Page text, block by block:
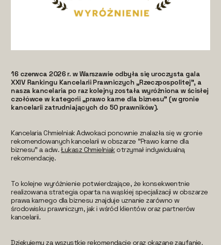
16 czerwca 2026 r. w Warszawie odbyła się uroczysta gala
XXIV Rankingu Kancelarii Prawniczych „Rzeczpospolitej”, a
nasza kancelaria po raz kolejny została wyróżniona w ścisłej
czołówce w kategorii „prawo karne dla biznesu” (w gronie
kancelarii zatrudniających do 50 prawników).
Kancelaria Chmielniak Adwokaci ponownie znalazła się w gronie
rekomendowanych kancelarii w obszarze "Prawo karne dla
biznesu" a adw.Łukasz Chmielniakotrzymał indywidualną
rekomendację.
To kolejne wyróżnienie potwierdzające, że konsekwentnie
realizowana strategia oparta na wąskiej specjalizacji w obszarze
prawa karnego dla biznesu znajduje uznanie zarówno w
środowisku prawniczym, jak i wśród klientów oraz partnerów
kancelarii.
Dziękujemy za wszystkie rekomendacje oraz okazane zaufanie.